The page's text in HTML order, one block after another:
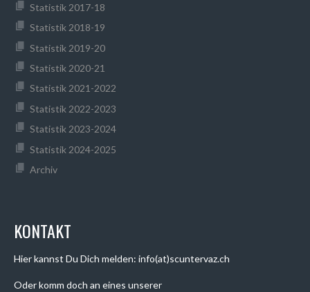
Statistik 2017-18
Statistik 2018-19
Statistik 2019-20
Statistik 2020-21
Statistik 2021-2022
Statistik 2022-2023
Statistik 2023-2024
Statistik 2024-2025
Archiv
KONTAKT
Hier kannst Du Dich melden: info(at)scuntervaz.ch
Oder komm doch an eines unserer